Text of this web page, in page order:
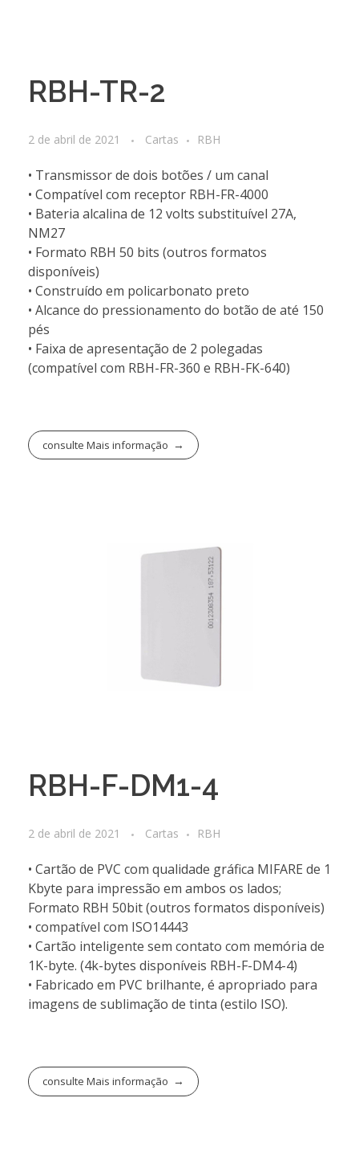
RBH-TR-2
2 de abril de 2021 Cartas RBH
• Transmissor de dois botões / um canal
• Compatível com receptor RBH-FR-4000
• Bateria alcalina de 12 volts substituível 27A,
NM27
• Formato RBH 50 bits (outros formatos
disponíveis)
• Construído em policarbonato preto
• Alcance do pressionamento do botão de até 150
pés
• Faixa de apresentação de 2 polegadas
(compatível com RBH-FR-360 e RBH-FK-640)
consulte Mais informação
RBH-F-DM1-4
2 de abril de 2021 Cartas RBH
• Cartão de PVC com qualidade gráfica MIFARE de 1
Kbyte para impressão em ambos os lados;
Formato RBH 50bit (outros formatos disponíveis)
• compatível com ISO14443
• Cartão inteligente sem contato com memória de
1K-byte. (4k-bytes disponíveis RBH-F-DM4-4)
• Fabricado em PVC brilhante, é apropriado para
imagens de sublimação de tinta (estilo ISO).
consulte Mais informação